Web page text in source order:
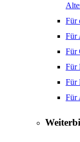
Für
Für
Für
Für
Für
Für